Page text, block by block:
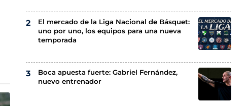
El mercado de la Liga Nacional de Básquet:
uno por uno, los equipos para una nueva
temporada
Boca apuesta fuerte: Gabriel Fernández,
nuevo entrenador